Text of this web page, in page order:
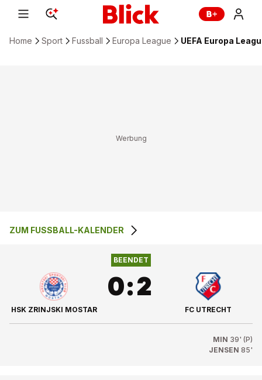
Home Sport Fussball Europa League UEFA Europa
HSK ZRINJSKI
0 :2
ZUM FUSSBALL-KALENDER
HSK ZRINJSKI MOSTAR
BEENDET
0:2
FC UTRECHT
MIN 39' (P)
JENSEN 85'